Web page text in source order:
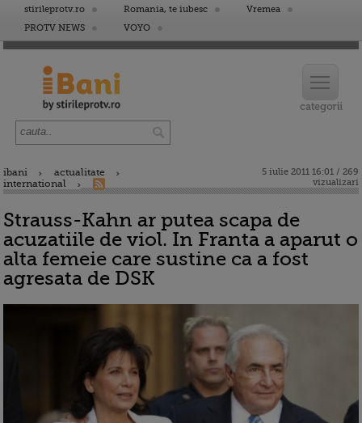
stirileprotv.ro Romania, te iubesc
Vremea
PROTV NEWS
VOYO
ibani
actualitate
international
5 iulie 2011 16:01 / 269
vizualizari
Strauss-Kahn ar putea scapa de
acuzatiile de viol. In Franta a aparut o
alta femeie care sustine ca a fost
agresata de DSK